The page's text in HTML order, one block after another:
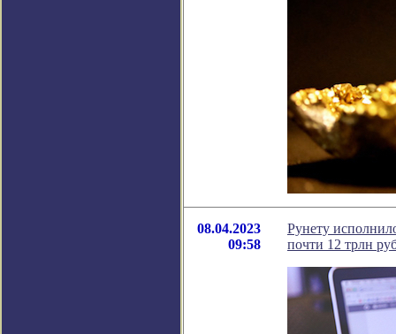
08.04.2023
09:58
Рунету
почти 12 трлн